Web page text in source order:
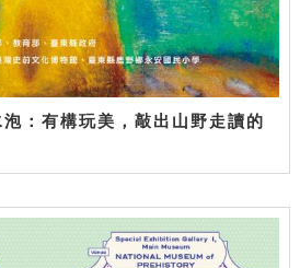
泡：有構玩美，敲出山野走讀的